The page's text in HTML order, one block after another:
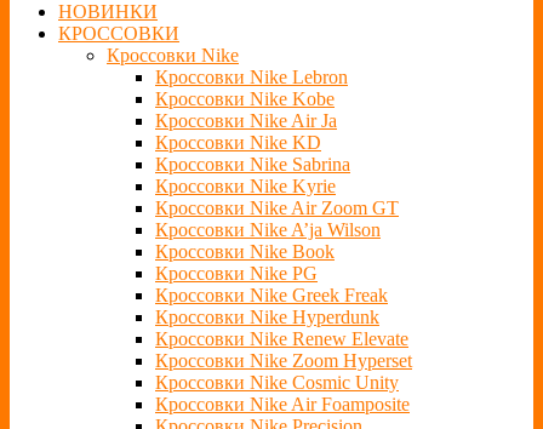
НОВИНКИ
КРОССОВКИ
Кроссовки Nike
Кроссовки Nike Lebron
Кроссовки Nike Kobe
Кроссовки Nike Air Ja
Кроссовки Nike KD
Кроссовки Nike Sabrina
Кроссовки Nike Kyrie
Кроссовки Nike Air Zoom GT
Кроссовки Nike A’ja Wilson
Кроссовки Nike Book
Кроссовки Nike PG
Кроссовки Nike Greek Freak
Кроссовки Nike Hyperdunk
Кроссовки Nike Renew Elevate
Кроссовки Nike Zoom Hyperset
Кроссовки Nike Cosmic Unity
Кроссовки Nike Air Foamposite